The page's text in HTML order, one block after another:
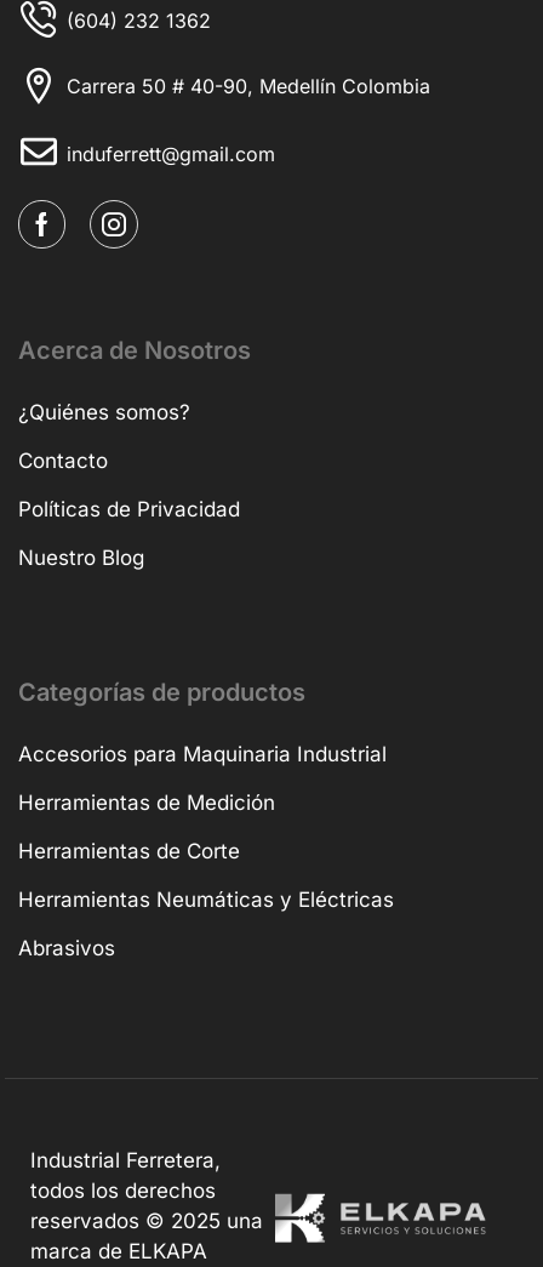
(604) 232 1362
Carrera 50 # 40-90, Medellín Colombia
induferrett@gmail.com
Acerca de Nosotros
¿Quiénes somos?
Contacto
Políticas de Privacidad
Nuestro Blog
Categorías de productos
Accesorios para Maquinaria Industrial
Herramientas de Medición
Herramientas de Corte
Herramientas Neumáticas y Eléctricas
Abrasivos
Industrial Ferretera,
todos los derechos
reservados © 2025 una
marca de ELKAPA